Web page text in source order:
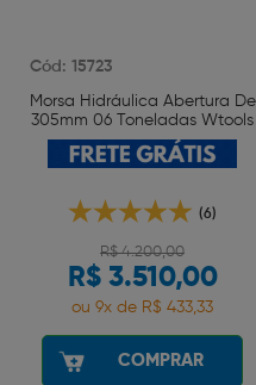
Cód: 15723
Morsa Hidráulica Abertura De
305mm 06 Toneladas Wtools
(6)
R$ 4.200,00
R$ 3.510,00
ou 9x de R$ 433,33
COMPRAR